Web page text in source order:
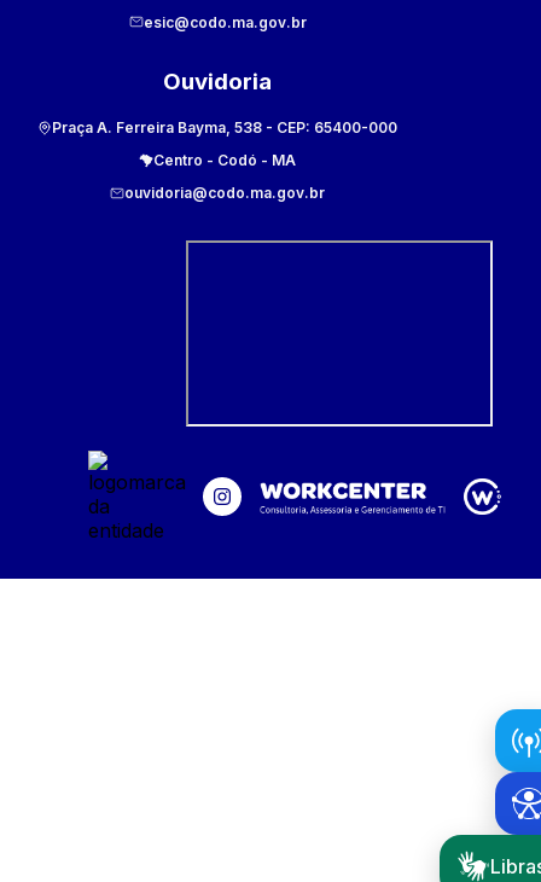
esic@codo.ma.gov.br
Ouvidoria
Praça A. Ferreira Bayma, 538 - CEP: 65400-000
Centro - Codó - MA
ouvidoria@codo.ma.gov.br